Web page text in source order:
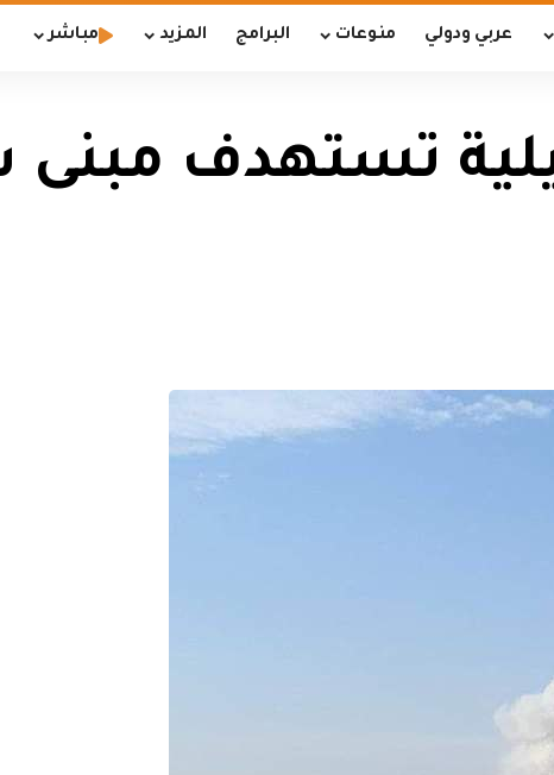
عربي ودولي منوعات البرامج المزيد مباشر
تستهدف